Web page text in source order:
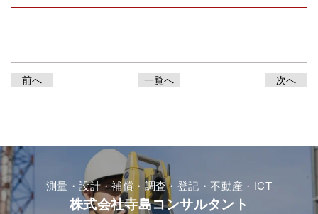
前へ 一覧へ 次へ
測量・設計・補償・調査・登記・不動産・ICT
株式会社寺島コンサルタント